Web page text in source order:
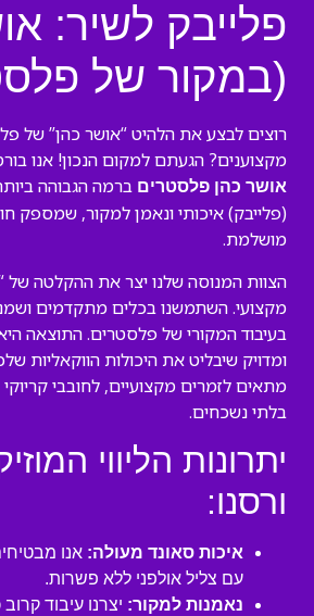
פלייבק לשיר:
(במקור של
רוצים לבצע את הלהיט “אושר כהן” של
מקצוענים? הגעתם למקום הנכון! אנו
אושר כהן פלסטרים ברמה הגבוהה ביותר
(פלייבק) איכותי ונאמן למקור, שמספק
מושלמת.
הצוות המנוסה שלנו יצר את ההקלטה של
מקצועי. השתמשנו בכלים מתקדמים
בעיבוד המקורי של פלסטרים. התוצאה
ומדויק שיבליט את היכולות הווקאליות
מתאים לזמרים מקצועיים, לחובבי
בלתי נשכחים.
יתרונות הליווי
ורסנו:
איכות סאונד מעולה: אנו
עם צליל אולפני ללא פשרות.
נאמנות למקור: יצרנו עיבוד